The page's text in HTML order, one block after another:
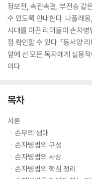
정보전, 속전속결, 부전승 같
수 있도록 안내한다. 나폴레
시대를 이끈 리더들이 손자
접 확인할 수 있다. 『동서양
앞에 선 모든 독자에게 실용
이다.
목차
서론
ㆍ손무의 생애
ㆍ손자병법의 구성
ㆍ손자병법의 사상
ㆍ손자병법의 핵심 정리